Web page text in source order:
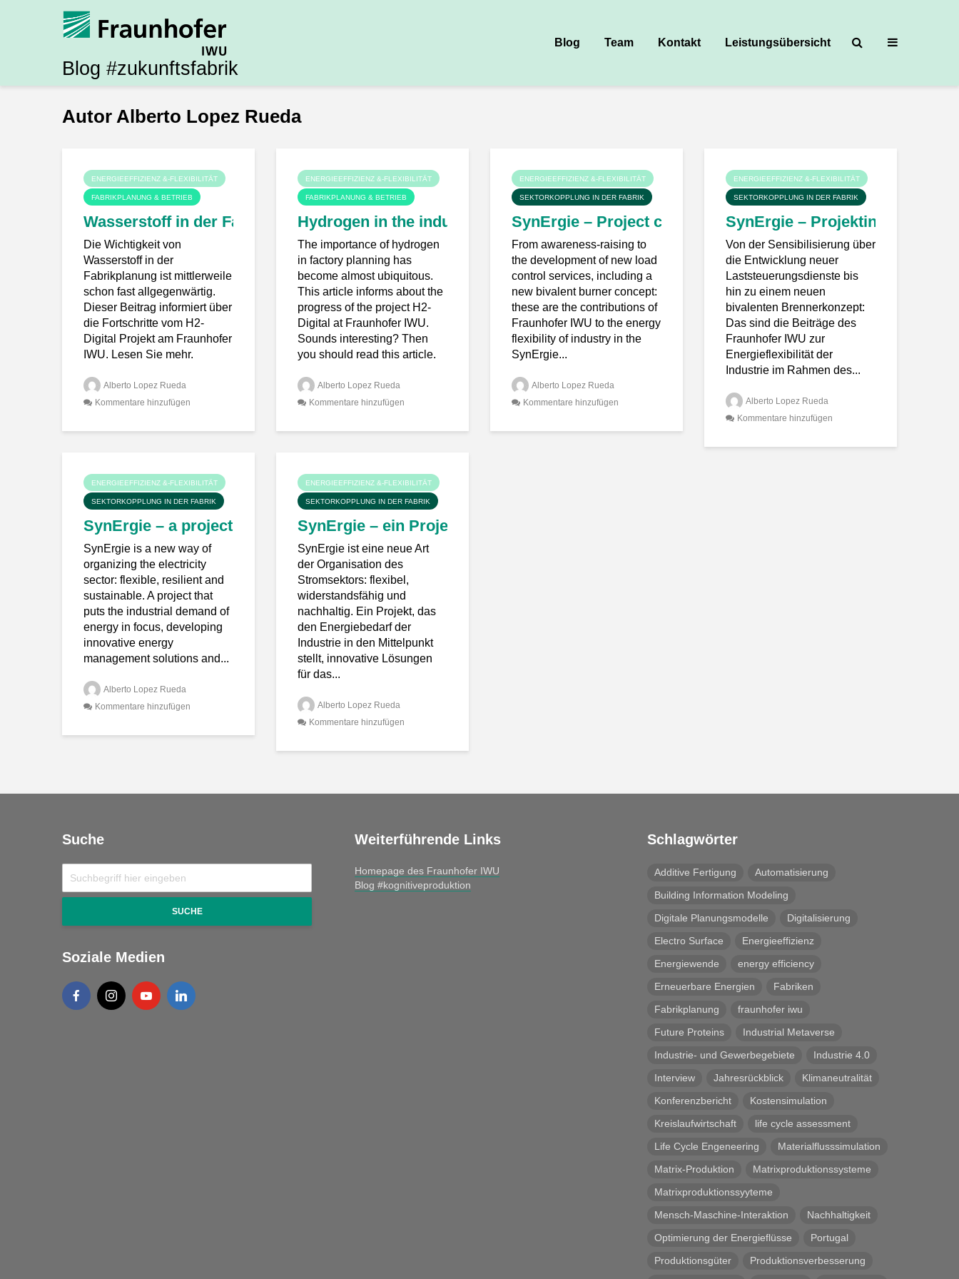
Blog #zukunftsfabrik
Blog Team Kontakt Leistungsübersicht
Autor Alberto Lopez Rueda
ENERGIEEFFIZIENZ &-FLEXIBILITÄT
FABRIKPLANUNG & BETRIEB
Wasserstoff in der Fabrik – Das Projekt H2 Digital bietet Lösungen
Die Wichtigkeit von
Wasserstoff in der
Fabrikplanung ist mittlerweile
schon fast allgegenwärtig.
Dieser Beitrag informiert über
die Fortschritte vom H2-
Digital Projekt am Fraunhofer
IWU. Lesen Sie mehr.
Alberto Lopez Rueda
Kommentare hinzufügen
ENERGIEEFFIZIENZ &-FLEXIBILITÄT
FABRIKPLANUNG & BETRIEB
Hydrogen in the industrial environment – The project H2 Digital offers solutions
The importance of hydrogen
in factory planning has
become almost ubiquitous.
This article informs about the
progress of the project H2-
Digital at Fraunhofer IWU.
Sounds interesting? Then
you should read this article.
Alberto Lopez Rueda
Kommentare hinzufügen
ENERGIEEFFIZIENZ &-FLEXIBILITÄT
SEKTORKOPPLUNG IN DER FABRIK
SynErgie – Project content Fraunhofer IWU
From awareness-raising to
the development of new load
control services, including a
new bivalent burner concept:
these are the contributions of
Fraunhofer IWU to the energy
flexibility of industry in the
SynErgie...
Alberto Lopez Rueda
Kommentare hinzufügen
ENERGIEEFFIZIENZ &-FLEXIBILITÄT
SEKTORKOPPLUNG IN DER FABRIK
SynErgie – Projektinhalte
Von der Sensibilisierung über
die Entwicklung neuer
Laststeuerungsdienste bis
hin zu einem neuen
bivalenten Brennerkonzept:
Das sind die Beiträge des
Fraunhofer IWU zur
Energieflexibilität der
Industrie im Rahmen des...
Alberto Lopez Rueda
Kommentare hinzufügen
ENERGIEEFFIZIENZ &-FLEXIBILITÄT
SEKTORKOPPLUNG IN DER FABRIK
SynErgie – a project overview
SynErgie is a new way of
organizing the electricity
sector: flexible, resilient and
sustainable. A project that
puts the industrial demand of
energy in focus, developing
innovative energy
management solutions and...
Alberto Lopez Rueda
Kommentare hinzufügen
ENERGIEEFFIZIENZ &-FLEXIBILITÄT
SEKTORKOPPLUNG IN DER FABRIK
SynErgie – ein Projektüberblick
SynErgie ist eine neue Art
der Organisation des
Stromsektors: flexibel,
widerstandsfähig und
nachhaltig. Ein Projekt, das
den Energiebedarf der
Industrie in den Mittelpunkt
stellt, innovative Lösungen
für das...
Alberto Lopez Rueda
Kommentare hinzufügen
Suche
SUCHE
Soziale Medien
Weiterführende Links
Homepage des Fraunhofer IWU
Blog #kognitiveproduktion
Schlagwörter
Additive Fertigung
Automatisierung
Building Information Modeling
Digitale Planungsmodelle
Digitalisierung
Electro Surface
Energieeffizienz
Energiewende
energy efficiency
Erneuerbare Energien
Fabriken
Fabrikplanung
fraunhofer iwu
Future Proteins
Industrial Metaverse
Industrie- und Gewerbegebiete
Industrie 4.0
Interview
Jahresrückblick
Klimaneutralität
Konferenzbericht
Kostensimulation
Kreislaufwirtschaft
life cycle assessment
Life Cycle Engeneering
Materialflusssimulation
Matrix-Produktion
Matrixproduktionssysteme
Matrixproduktionssyyteme
Mensch-Maschine-Interaktion
Nachhaltigkeit
Optimierung der Energieflüsse
Portugal
Produktionsgüter
Produktionsverbesserung